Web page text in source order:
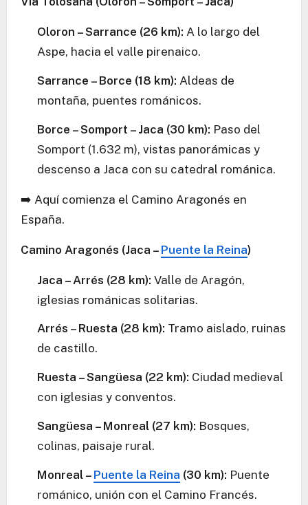
Oloron – Sarrance (26 km): A lo largo del
Aspe, hacia el valle pirenaico.
Sarrance – Borce (18 km): Aldeas de
montaña, puentes románicos.
Borce – Somport – Jaca (30 km): Paso del
Somport (1.632 m), vistas panorámicas y
descenso a Jaca con su catedral románica.
➡️ Aquí comienza el Camino Aragonés en
España.
Camino Aragonés (Jaca – Puente la Reina)
Jaca – Arrés (28 km): Valle de Aragón,
iglesias románicas solitarias.
Arrés – Ruesta (28 km): Tramo aislado, ruinas
de castillo.
Ruesta – Sangüesa (22 km): Ciudad medieval
con iglesias y conventos.
Sangüesa – Monreal (27 km): Bosques,
colinas, paisaje rural.
Monreal – Puente la Reina (30 km): Puente
románico, unión con el Camino Francés.